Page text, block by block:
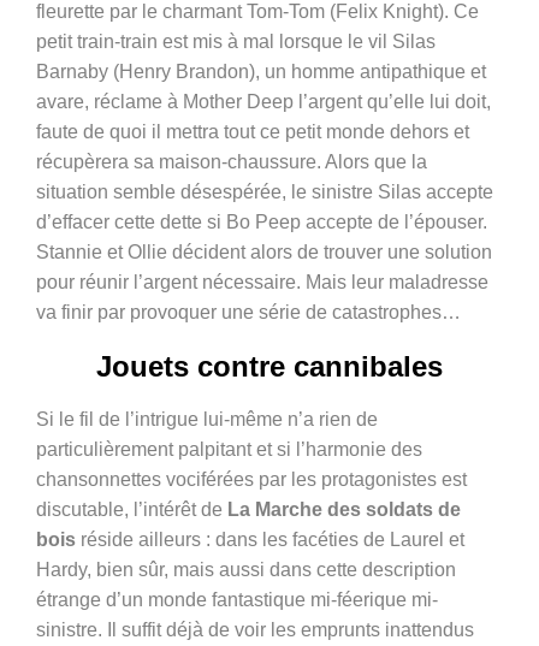
fleurette par le charmant Tom-Tom (Felix Knight). Ce
petit train-train est mis à mal lorsque le vil Silas
Barnaby (Henry Brandon), un homme antipathique et
avare, réclame à Mother Deep l’argent qu’elle lui doit,
faute de quoi il mettra tout ce petit monde dehors et
récupèrera sa maison-chaussure. Alors que la
situation semble désespérée, le sinistre Silas accepte
d’effacer cette dette si Bo Peep accepte de l’épouser.
Stannie et Ollie décident alors de trouver une solution
pour réunir l’argent nécessaire. Mais leur maladresse
va finir par provoquer une série de catastrophes…
Jouets contre cannibales
Si le fil de l’intrigue lui-même n’a rien de
particulièrement palpitant et si l’harmonie des
chansonnettes vociférées par les protagonistes est
discutable, l’intérêt de La Marche des soldats de
bois réside ailleurs : dans les facéties de Laurel et
Hardy, bien sûr, mais aussi dans cette description
étrange d’un monde fantastique mi-féerique mi-
sinistre. Il suffit déjà de voir les emprunts inattendus